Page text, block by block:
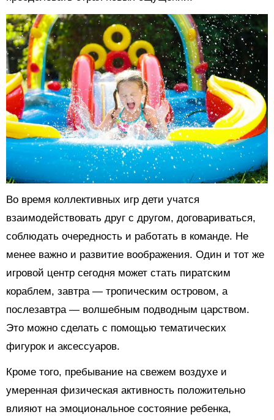
Во время коллективных игр дети учатся
взаимодействовать друг с другом, договариваться,
соблюдать очередность и работать в команде. Не
менее важно и развитие воображения. Один и тот же
игровой центр сегодня может стать пиратским
кораблем, завтра — тропическим островом, а
послезавтра — волшебным подводным царством.
Это можно сделать с помощью тематических
фигурок и аксессуаров.
Кроме того, пребывание на свежем воздухе и
умеренная физическая активность положительно
влияют на эмоциональное состояние ребенка,